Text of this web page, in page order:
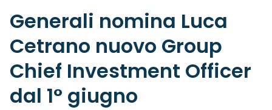
Generali nomina Luca
Cetrano nuovo Group
Chief Investment Officer
dal 1° giugno